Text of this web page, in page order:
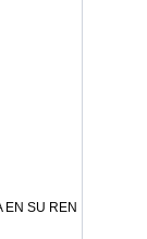
SU RENDIMIENTO